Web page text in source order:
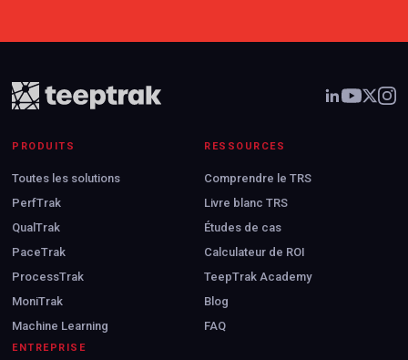
PRODUITS
Toutes les solutions
PerfTrak
QualTrak
PaceTrak
ProcessTrak
MoniTrak
Machine Learning
RESSOURCES
Comprendre le TRS
Livre blanc TRS
Études de cas
Calculateur de ROI
TeepTrak Academy
Blog
FAQ
ENTREPRISE